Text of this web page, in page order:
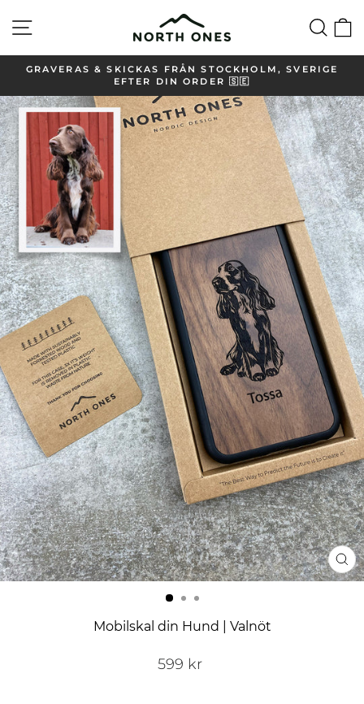
vidare
innehåll
Översikt på hemsidan Sök
Pausa
bildspel
GRAVERAS & SKICKAS FRÅN STOCKHOLM, SVERIGE
EFTER DIN ORDER 🇸🇪
Mobilskal din Hund | Valnöt
Ordinarie
599 kr